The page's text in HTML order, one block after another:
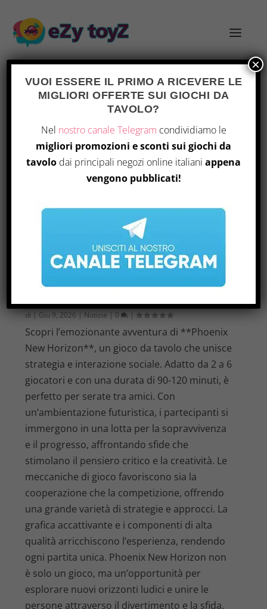
TAG:EVENTI GLOBALI
ANALISI DI PHOENIX NEW HORIZON
NEL PANORAMA DEI GIOCHI DA
di Giu 9, 2026 Notizie 0
Scopri l’emozionante avventura di **Phoenix
New Horizon**, un gioco da tavolo che unisce
strategia e interazione sociale. Adatto da 2 a 6
giocatori e con una durata di 90-120 minuti, è
perfetto per serate tra amici. Con
un’ambientazione futuristica, i partecipanti si
immergono in una lotta per la sopravvivenza
e il progresso, affrontando sfide che
stimolano il pensiero critico e la creatività. Le
meccaniche di gioco favoriscono sia la
cooperazione che la competizione, offrendo
una grande varietà di strategie e approcci. La
grafica accattivante e i componenti di alta
qualità arricchiscono l’esperienza, rendendo
ogni partita unica. Phoenix New Horizon non
è solo un gioco, ma un’opportunità per
esplorare nuovi orizzonti ludici e unire le
persone attraverso il divertimento e la sfida.
VUOI ESSERE IL PRIMO A RICEVERE LE
MIGLIORI OFFERTE SUI GIOCHI DA
TAVOLO?
Nel nostro canale Telegram condividiamo le
migliori promozioni e sconti sui giochi da
tavolo dai principali negozi online italiani appena
vengono pubblicati!
×